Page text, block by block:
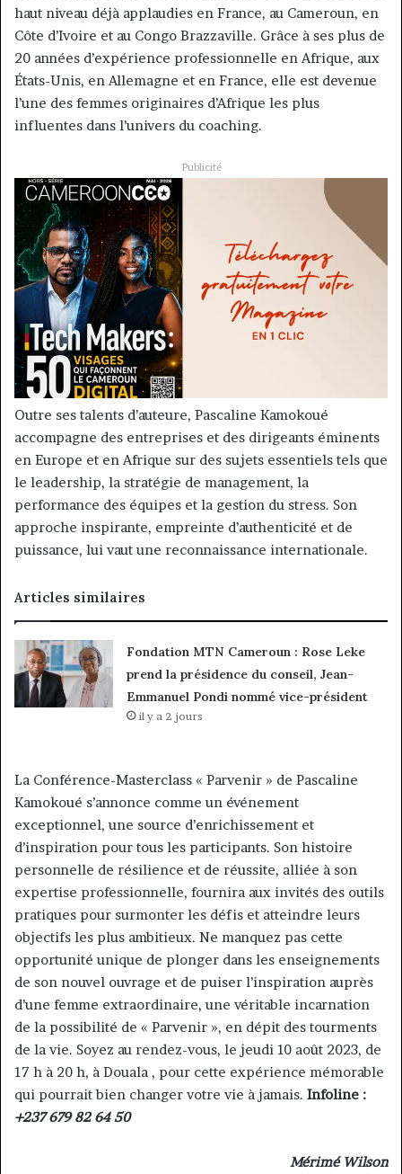
haut niveau déjà applaudies en France, au Cameroun, en
Côte d’Ivoire et au Congo Brazzaville. Grâce à ses plus de
20 années d’expérience professionnelle en Afrique, aux
États-Unis, en Allemagne et en France, elle est devenue
l’une des femmes originaires d’Afrique les plus
influentes dans l’univers du coaching.
Publicité
Outre ses talents d’auteure, Pascaline Kamokoué
accompagne des entreprises et des dirigeants éminents
en Europe et en Afrique sur des sujets essentiels tels que
le leadership, la stratégie de management, la
performance des équipes et la gestion du stress. Son
approche inspirante, empreinte d’authenticité et de
puissance, lui vaut une reconnaissance internationale.
Articles similaires
Fondation MTN Cameroun : Rose Leke
prend la présidence du conseil, Jean-
Emmanuel Pondi nommé vice-président
il y a 2 jours
La Conférence-Masterclass « Parvenir » de Pascaline
Kamokoué s’annonce comme un événement
exceptionnel, une source d’enrichissement et
d’inspiration pour tous les participants. Son histoire
personnelle de résilience et de réussite, alliée à son
expertise professionnelle, fournira aux invités des outils
pratiques pour surmonter les défis et atteindre leurs
objectifs les plus ambitieux. Ne manquez pas cette
opportunité unique de plonger dans les enseignements
de son nouvel ouvrage et de puiser l’inspiration auprès
d’une femme extraordinaire, une véritable incarnation
de la possibilité de « Parvenir », en dépit des tourments
de la vie. Soyez au rendez-vous, le jeudi 10 août 2023, de
17 h à 20 h, à Douala , pour cette expérience mémorable
qui pourrait bien changer votre vie à jamais. Infoline :
+237 679 82 64 50
Mérimé Wilson